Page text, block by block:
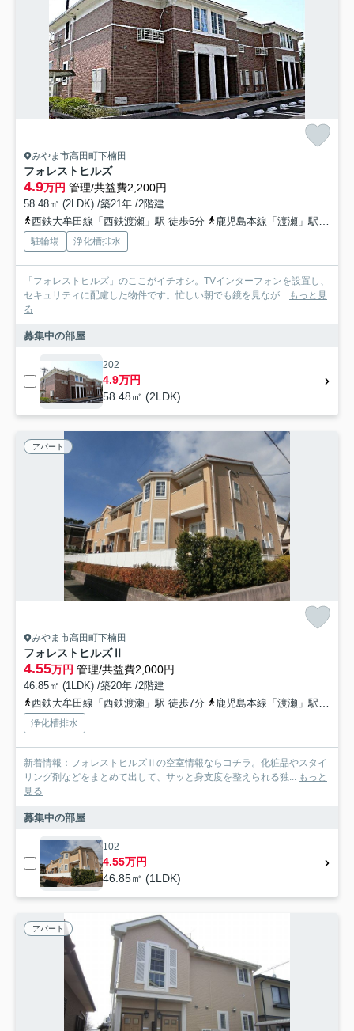
みやま市高田町下楠田
フォレストヒルズ
4.9万円 管理/共益費2,200円
58.48㎡ (2LDK) /築21年 /2階建
西鉄大牟田線「西鉄渡瀬」駅 徒歩6分
鹿児島本線「渡瀬」駅 徒歩18分
駐輪場 浄化槽排水
「フォレストヒルズ」のここがイチオシ。TVインターフォンを設置し、
セキュリティに配慮した物件です。忙しい朝でも鏡を見なが... もっと見
る
募集中の部屋
202
4.9万円
58.48㎡ (2LDK)
アパート
みやま市高田町下楠田
フォレストヒルズⅡ
4.55万円 管理/共益費2,000円
46.85㎡ (1LDK) /築20年 /2階建
西鉄大牟田線「西鉄渡瀬」駅 徒歩7分
鹿児島本線「渡瀬」駅 徒歩17分
浄化槽排水
新着情報：フォレストヒルズⅡの空室情報ならコチラ。化粧品やスタイ
リング剤などをまとめて出して、サッと身支度を整えられる独... もっと
見る
募集中の部屋
102
4.55万円
46.85㎡ (1LDK)
アパート